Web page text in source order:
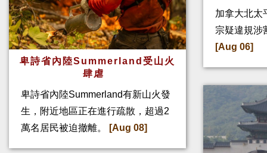
卑詩省內陸Summerland受山火
肆虐
卑詩省內陸Summerland有新山火發
生，附近地區正在進行疏散，超過2
萬名居民被迫撤離。
[Aug 08]
加拿大北太
宗疑違規涉
[Aug 06]